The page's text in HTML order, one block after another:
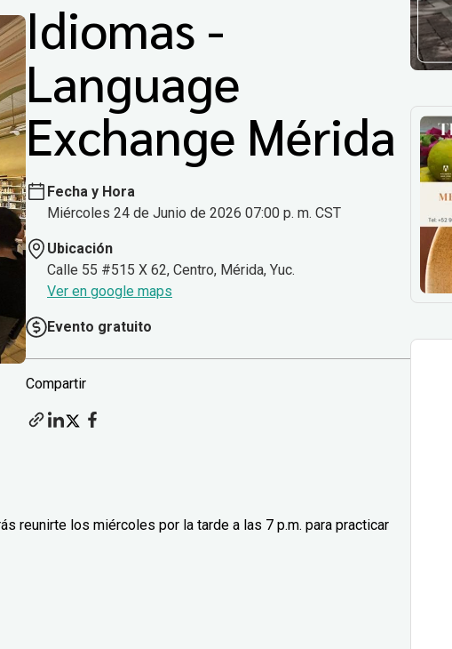
Idiomas -
Language
Exchange Mérida
Fecha y Hora
Miércoles 24 de Junio de 2026 07:00 p. m. CST
Ubicación
Calle 55 #515 X 62, Centro, Mérida, Yuc.
Ver en google maps
Evento gratuito
Compartir
reunirte los miércoles por la tarde a las 7 p.m. para practicar